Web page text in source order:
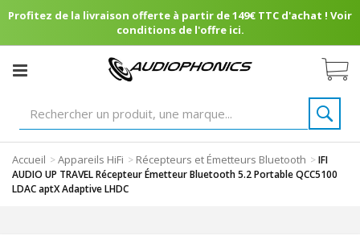
Profitez de la livraison offerte à partir de 149€ TTC d'achat ! Voir
conditions de l'offre ici.
Accueil >Appareils HiFi > Récepteurs et Émetteurs Bluetooth >IFI
AUDIO UP TRAVEL Récepteur Émetteur Bluetooth 5.2 Portable QCC5100
LDAC aptX Adaptive LHDC